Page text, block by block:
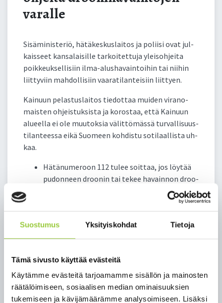
Suostumus Yksityiskohdat Tietoja
Tämä sivusto käyttää evästeitä
Käytämme evästeitä tarjoamamme sisällön ja mainosten
räätälöimiseen, sosiaalisen median ominaisuuksien
tukemiseen ja kävijämäärämme analysoimiseen. Lisäksi
varalle
Si­sä­mi­nis­te­riö, hä­tä­kes­kus­lai­tos ja po­lii­si ovat jul­
kais­seet kan­sa­lai­sil­le tar­koi­tet­tu­ja ylei­soh­jei­ta
poik­keuk­sel­li­siin il­ma-alus­ha­vain­toi­hin tai nii­hin
liit­ty­viin mah­dol­li­siin vaa­ra­ti­lan­tei­siin liit­tyen.
Kai­nuun pe­las­tus­lai­tos tie­dot­taa mui­den vi­ra­no­
mais­ten oh­jeis­tuk­sis­ta ja ko­ros­taa, et­tä Kai­nuun
alueel­la ei ole muu­tok­sia vä­lit­tö­mäs­sä tur­val­li­suus­
ti­lan­tees­sa ei­kä Suo­meen koh­dis­tu so­ti­laal­lis­ta uh­
kaa.
Hä­tä­nu­me­roon 112 tu­lee soit­taa, jos löy­tää
pu­don­neen droo­nin tai te­kee ha­vain­non droo­
nis­ta alueil­la, joil­la len­nät­tä­mi­nen on kiel­let­
Jos löy­tää maas­ta epäi­lyt­tä­vän droo­nin tai
sen osia, on siir­ryt­tä­vä tur­val­li­sen mat­kan
pää­hän (vä­hin­tään 150 met­riä) ja soi­tet­ta­va
Mi­kä­li vi­ra­no­mai­nen on an­ta­nut vaa­ra­tie­dot­
teen mah­dol­li­ses­ti vaa­ral­li­ses­ta il­ma-aluk­
ses­ta, ke­ho­te­taan siir­ty­mään si­sä­ti­loi­hin tai
mah­dol­li­sim­man suo­jai­seen paik­kaan.